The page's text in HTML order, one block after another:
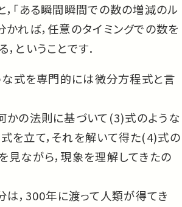
，「ある瞬間瞬間での数の増減のル
かれば，任意のタイミングでの数を
，ということです．
式を専門的には微分方程式と言
かの法則に基づいて(3)式のような
を立て，それを解いて得た(4)式の
見ながら，現象を理解してきたの
は，300年に渡って人類が得てき